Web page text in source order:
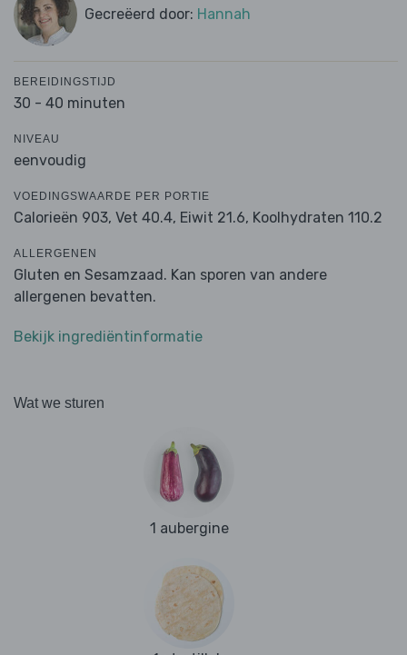
Gecreëerd door: Hannah
BEREIDINGSTIJD
30 - 40 minuten
NIVEAU
eenvoudig
VOEDINGSWAARDE PER PORTIE
Calorieën 903, Vet 40.4, Eiwit 21.6, Koolhydraten 110.2
ALLERGENEN
Gluten en Sesamzaad. Kan sporen van andere
allergenen bevatten.
Bekijk ingrediëntinformatie
Wat we sturen
1 aubergine